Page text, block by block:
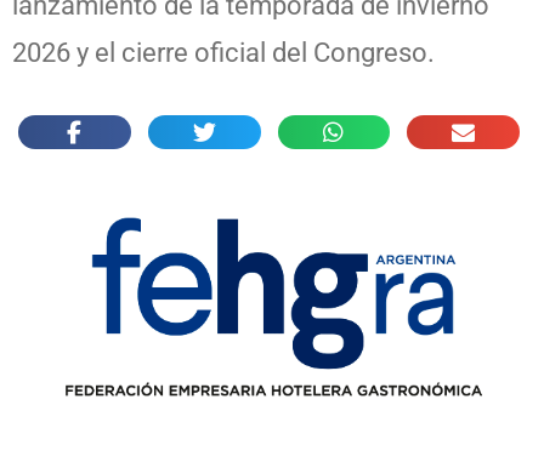
2026 y el cierre oficial del Congreso.